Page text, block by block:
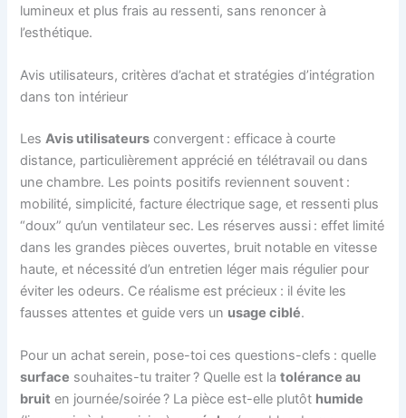
lumineux et plus frais au ressenti, sans renoncer à
l’esthétique.
Avis utilisateurs, critères d’achat et stratégies d’intégration
dans ton intérieur
LesAvis utilisateurs convergent : efficace à courte
distance, particulièrement apprécié en télétravail ou dans
une chambre. Les points positifs reviennent souvent :
mobilité, simplicité, facture électrique sage, et ressenti plus
“doux” qu’un ventilateur sec. Les réserves aussi : effet limité
dans les grandes pièces ouvertes, bruit notable en vitesse
haute, et nécessité d’un entretien léger mais régulier pour
éviter les odeurs. Ce réalisme est précieux : il évite les
fausses attentes et guide vers un usage ciblé.
Pour un achat serein, pose-toi ces questions-clefs : quelle
surface souhaites-tu traiter ? Quelle est latolérance au
bruit en journée/soirée ? La pièce est-elle plutôt humide